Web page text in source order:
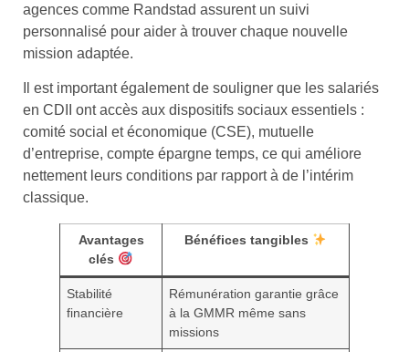
agences comme Randstad assurent un suivi
personnalisé pour aider à trouver chaque nouvelle
mission adaptée.
Il est important également de souligner que les salariés
en CDII ont accès aux dispositifs sociaux essentiels :
comité social et économique (CSE), mutuelle
d’entreprise, compte épargne temps, ce qui améliore
nettement leurs conditions par rapport à de l’intérim
classique.
Avantages
clés
Bénéfices tangibles
Stabilité
financière
Rémunération garantie grâce
à la GMMR même sans
missions